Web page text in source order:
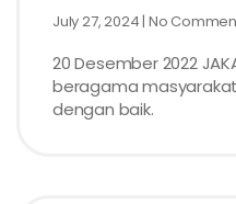
July 27, 2024 No
20 Desember 2022
beragama
dengan baik.